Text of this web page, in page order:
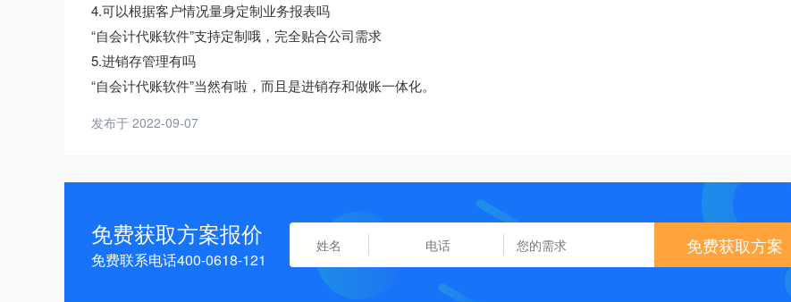
4.可以根据客户情况量身定制业务报表吗
“自会计代账软件”支持定制哦，完全贴合公司需求
5.进销存管理有吗
“自会计代账软件”当然有啦，而且是进销存和做账一体化。
发布于 2022-09-07
免费获取方案报价
免费联系电话400-0618-121
免费获取方案